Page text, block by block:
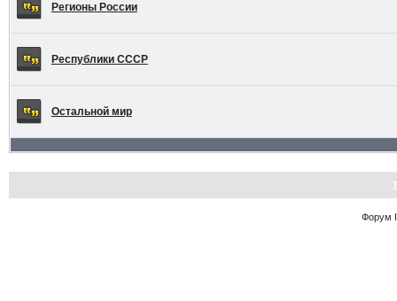
Регионы России
Республики СССР
Остальной мир
Форум